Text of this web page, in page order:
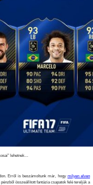
lehetnek…
Erről is beszámoltunk már, hogy milyen elven
összeállított fantázia csapatok felé tereljük a